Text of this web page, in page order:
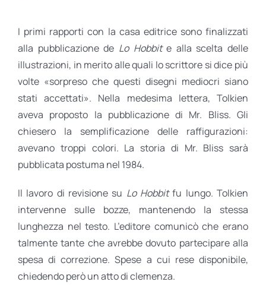
I primi rapporti con la casa editrice sono finalizzati
alla pubblicazione de Lo Hobbite alla scelta delle
illustrazioni, in merito alle quali lo scrittore si dice più
volte «sorpreso che questi disegni mediocri siano
stati accettati». Nella medesima lettera, Tolkien
aveva proposto la pubblicazione di Mr. Bliss. Gli
chiesero la semplificazione delle raffigurazioni:
avevano troppi colori. La storia di Mr. Bliss sarà
pubblicata postuma nel 1984.
Il lavoro di revisione su Lo Hobbitfu lungo. Tolkien
intervenne sulle bozze, mantenendo la stessa
lunghezza nel testo. L’editore comunicò che erano
talmente tante che avrebbe dovuto partecipare alla
spesa di correzione. Spese a cui rese disponibile,
chiedendo però un atto di clemenza.